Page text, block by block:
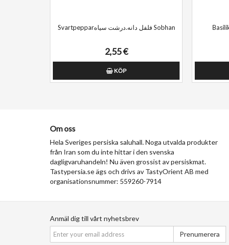
Svartpepparفلفل دانه.درشت سیاه Sobhan
2,55 €
KÖP
Om oss
Hela Sveriges persiska saluhall. Noga utvalda produkter
från Iran som du inte hittar i den svenska
dagligvaruhandeln! Nu även grossist av persiskmat.
Tastypersia.se ägs och drivs av TastyOrient AB med
organisationsnummer: 559260-7914
Anmäl dig till vårt nyhetsbrev
Prenumerera